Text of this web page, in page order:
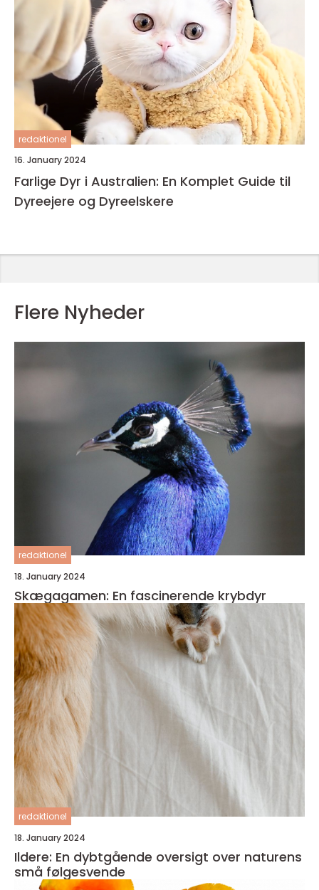
redaktionel
16. January 2024
Farlige Dyr i Australien: En Komplet Guide til
Dyreejere og Dyreelskere
Flere Nyheder
redaktionel
18. January 2024
Skægagamen: En fascinerende krybdyr
redaktionel
18. January 2024
Ildere: En dybtgående oversigt over naturens
små følgesvende